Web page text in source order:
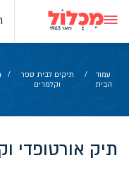
content
עמוד
הבית
/
תיקים לבית ספר
וקלמרים
/
תיק אורטופדי